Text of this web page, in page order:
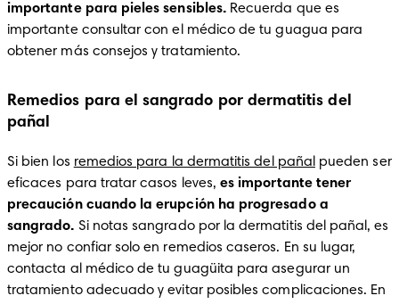
importante para pieles sensibles. Recuerda que es
importante consultar con el médico de tu guagua para
obtener más consejos y tratamiento.
Remedios para el sangrado por dermatitis del
pañal
Si bien los remedios para la dermatitis del pañal pueden ser
eficaces para tratar casos leves, es importante tener
precaución cuando la erupción ha progresado a
sangrado. Si notas sangrado por la dermatitis del pañal, es
mejor no confiar solo en remedios caseros. En su lugar,
contacta al médico de tu guagüita para asegurar un
tratamiento adecuado y evitar posibles complicaciones. En